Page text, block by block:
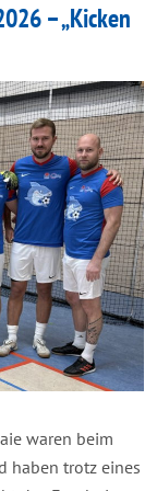
– „Kicken
waren beim
haben trotz eines